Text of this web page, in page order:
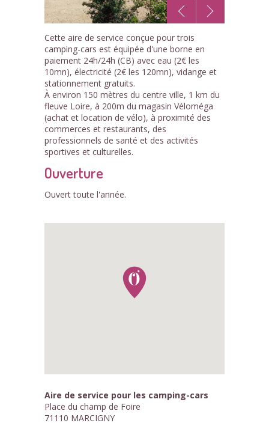
1
Cette aire de service conçue pour trois
camping-cars est équipée d'une borne en
paiement 24h/24h (CB) avec eau (2€ les
10mn), électricité (2€ les 120mn), vidange et
stationnement gratuits.
À environ 150 mètres du centre ville, 1 km du
fleuve Loire, à 200m du magasin Véloméga
(achat et location de vélo), à proximité des
commerces et restaurants, des
professionnels de santé et des activités
sportives et culturelles.
Ouverture
Ouvert toute l'année.
Aire de service pour les camping-cars
Place du champ de Foire
71110 MARCIGNY